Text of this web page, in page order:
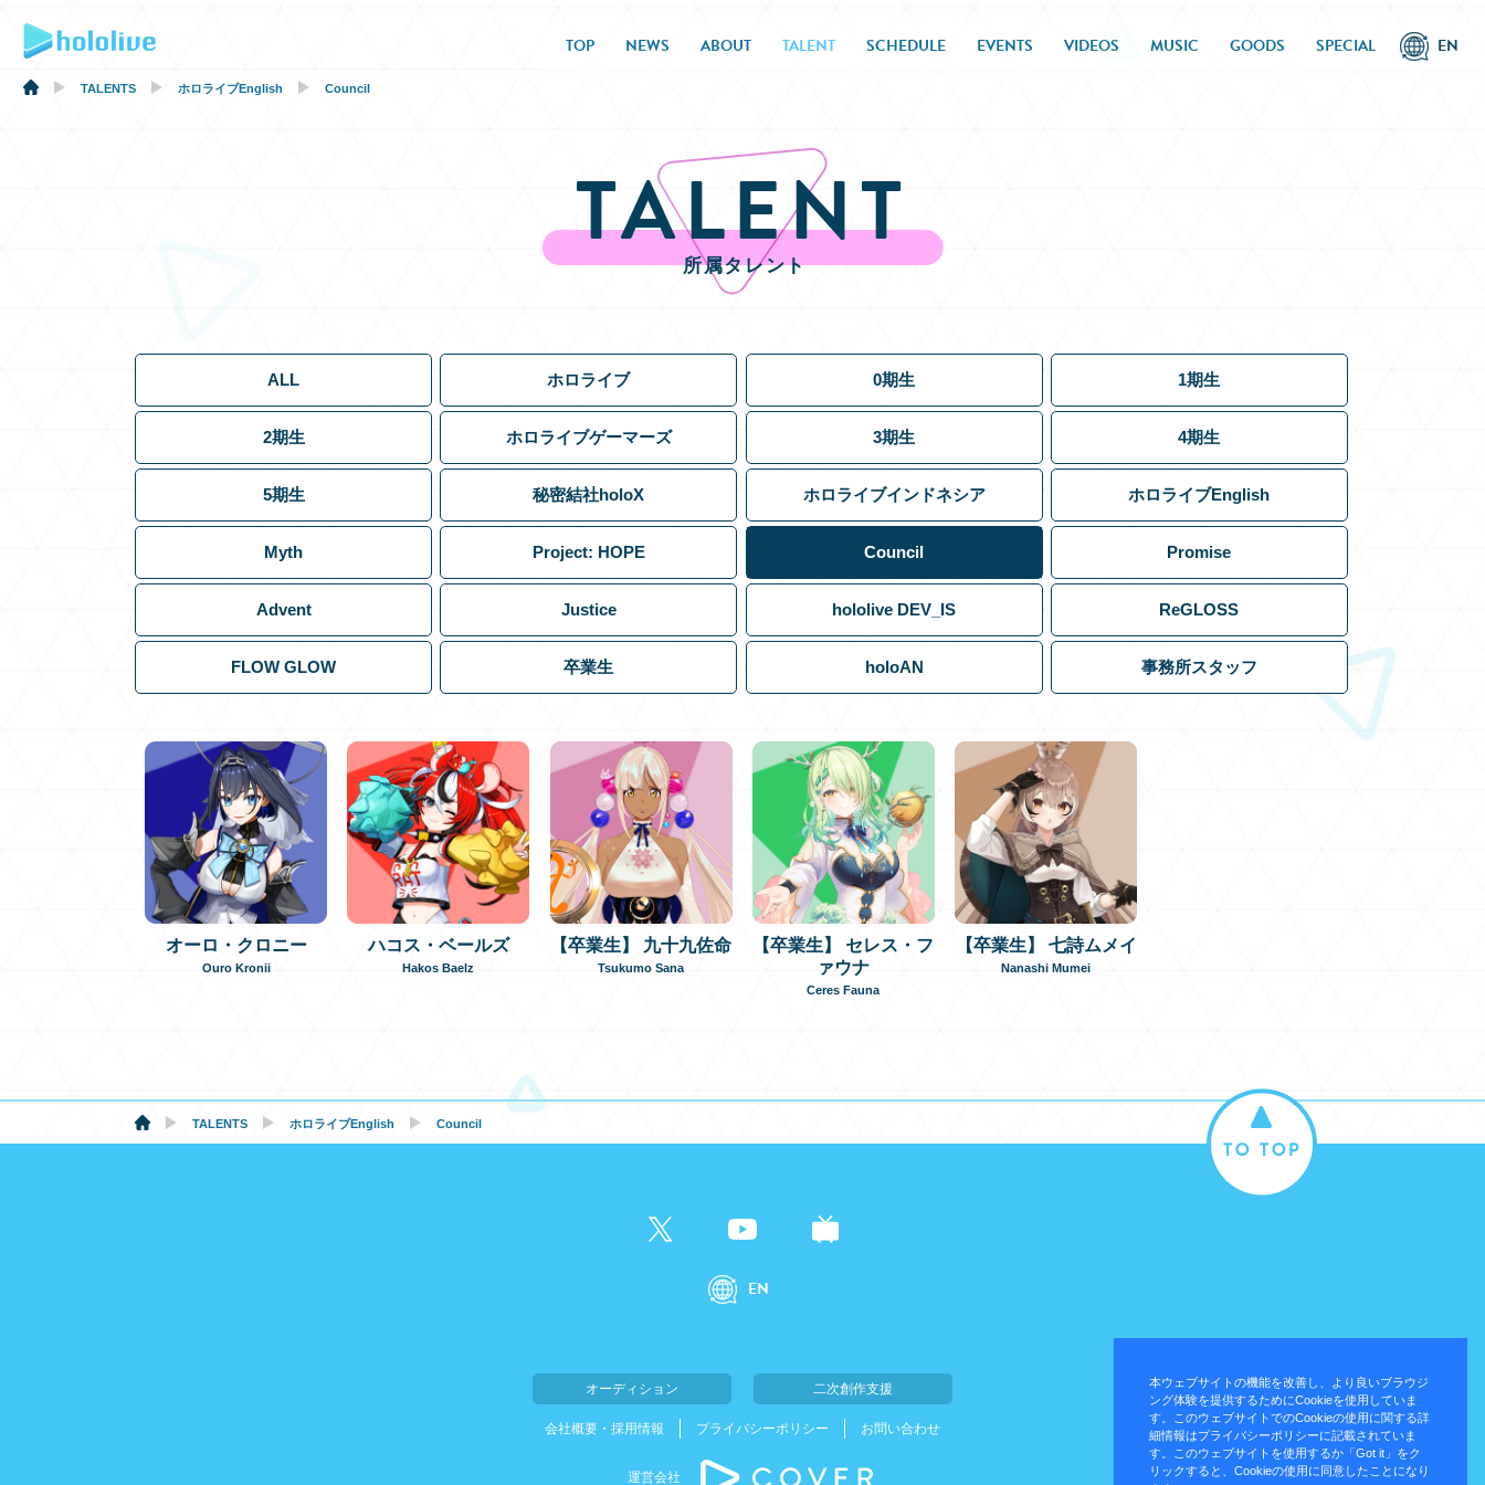
本ウェブサイトの機能を改善し、より良いブラウジ
ング体験を提供するためにCookieを使用していま
す。このウェブサイトでのCookieの使用に関する詳
細情報はプライバシーポリシーに記載されていま
す。このウェブサイトを使用するか「Got it」をク
リックすると、Cookieの使用に同意したことになり
TOP NEWS ABOUT TALENT SCHEDULE EVENTS VIDEOS MUSIC GOODS SPECIAL EN
TALENTS ホロライブEnglish Council
TALENT
所属タレント
ALL ホロライブ 0期生 1期生
2期生 ホロライブゲーマーズ 3期生 4期生
5期生 秘密結社holoX ホロライブインドネシア ホロライブEnglish
Myth Project: HOPE Council Promise
Advent Justice hololive DEV_IS ReGLOSS
FLOW GLOW 卒業生 holoAN 事務所スタッフ
オーロ・クロニー
Ouro Kronii
ハコス・ベールズ
Hakos Baelz
【卒業生】 九十九佐命
Tsukumo Sana
【卒業生】 セレス・フ
ァウナ
Ceres Fauna
【卒業生】 七詩ムメイ
Nanashi Mumei
TALENTS ホロライブEnglish Council
EN
オーディション 二次創作支援
会社概要・採用情報 プライバシーポリシー お問い合わせ
運営会社